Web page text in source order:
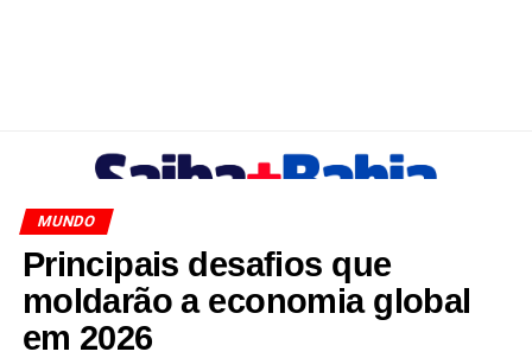
MUNDO
Principais desafios que
moldarão a economia global
em 2026